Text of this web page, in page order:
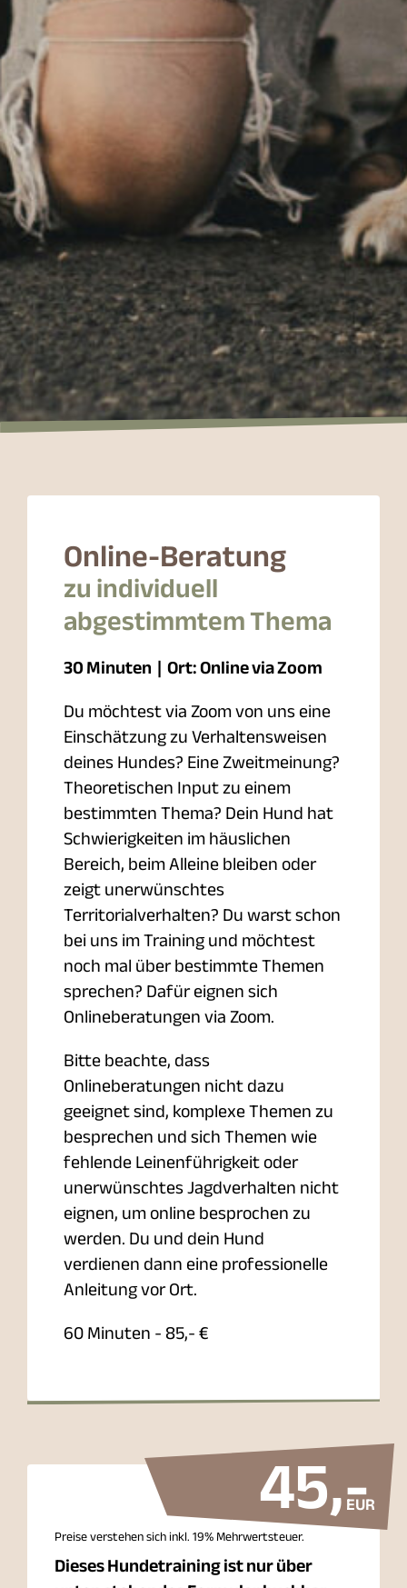
Online-Beratung
zu individuell
abgestimmtem Thema
30 Minuten | Ort: Online via Zoom
Du möchtest via Zoom von uns eine
Einschätzung zu Verhaltensweisen
deines Hundes? Eine Zweitmeinung?
Theoretischen Input zu einem
bestimmten Thema? Dein Hund hat
Schwierigkeiten im häuslichen
Bereich, beim Alleine bleiben oder
zeigt unerwünschtes
Territorialverhalten? Du warst schon
bei uns im Training und möchtest
noch mal über bestimmte Themen
sprechen? Dafür eignen sich
Onlineberatungen via Zoom.
Bitte beachte, dass
Onlineberatungen nicht dazu
geeignet sind, komplexe Themen zu
besprechen und sich Themen wie
fehlende Leinenführigkeit oder
unerwünschtes Jagdverhalten nicht
eignen, um online besprochen zu
werden. Du und dein Hund
verdienen dann eine professionelle
Anleitung vor Ort.
60 Minuten - 85,- €
45,-
EUR
Preise verstehen sich inkl. 19% Mehrwertsteuer.
Dieses Hundetraining ist nur über